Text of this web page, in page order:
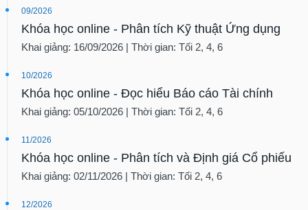
09/2026
Khóa học online - Phân tích Kỹ thuật Ứng dụng
Khai giảng: 16/09/2026 | Thời gian: Tối 2, 4, 6
10/2026
Khóa học online - Đọc hiểu Báo cáo Tài chính
Khai giảng: 05/10/2026 | Thời gian: Tối 2, 4, 6
11/2026
Khóa học online - Phân tích và Định giá Cổ phiếu
Khai giảng: 02/11/2026 | Thời gian: Tối 2, 4, 6
12/2026